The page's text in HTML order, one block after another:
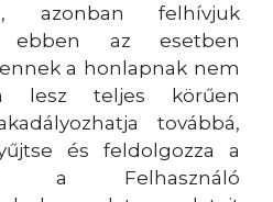
azonban felhívjuk
ebben az esetben
a honlapnak nem
lesz teljes körűen
továbbá,
és feldolgozza a
a Felhasználó